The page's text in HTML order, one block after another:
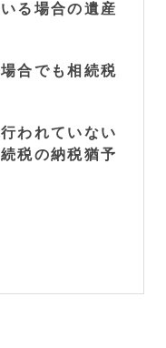
る場合の遺産
合でも相続税
われていない
税の納税猶予